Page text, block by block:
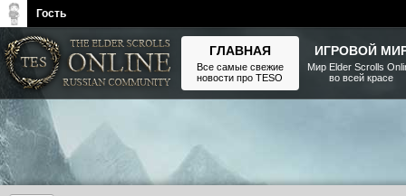
The Elder Scrolls, Fallout,
Bethesda Softworks - статьи,
новости, дополнения
ГЛАВНАЯ
Все самые свежие
новости про TESO
ИГРОВОЙ
Мир Elder Scrolls
во всей красе
Гость